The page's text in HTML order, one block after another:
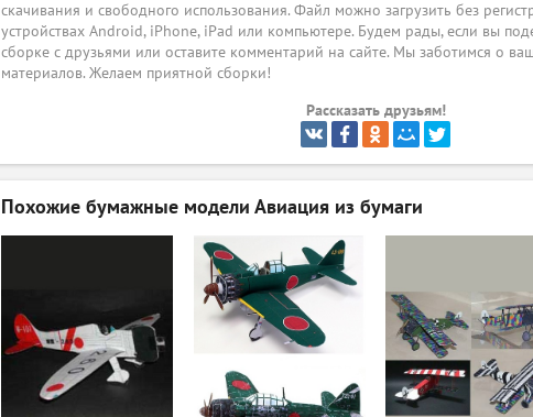
скачивания и свободного использования. Файл можно загрузить без
устройствах Android, iPhone, iPad или компьютере. Будем рады, если вы
сборке с друзьями или оставите комментарий на сайте. Мы заботимся о
материалов. Желаем приятной сборки!
Рассказать друзьям!
Похожие бумажные модели Авиация из бумаги